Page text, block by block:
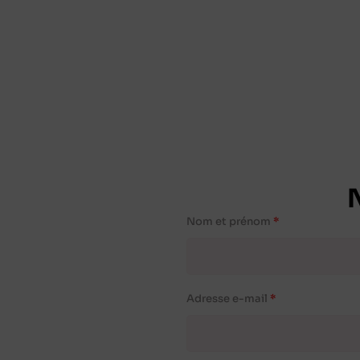
Nom et prénom
Adresse e-mail